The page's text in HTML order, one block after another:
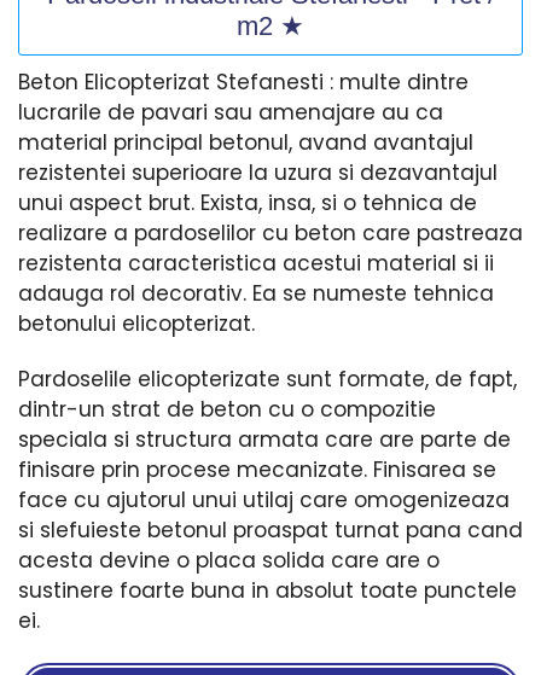
m2 ★
Beton Elicopterizat Stefanesti : multe dintre
lucrarile de pavari sau amenajare au ca
material principal betonul, avand avantajul
rezistentei superioare la uzura si dezavantajul
unui aspect brut. Exista, insa, si o tehnica de
realizare a pardoselilor cu beton care pastreaza
rezistenta caracteristica acestui material si ii
adauga rol decorativ. Ea se numeste tehnica
betonului elicopterizat.
Pardoselile elicopterizate sunt formate, de fapt,
dintr-un strat de beton cu o compozitie
speciala si structura armata care are parte de
finisare prin procese mecanizate. Finisarea se
face cu ajutorul unui utilaj care omogenizeaza
si slefuieste betonul proaspat turnat pana cand
acesta devine o placa solida care are o
sustinere foarte buna in absolut toate punctele
ei.